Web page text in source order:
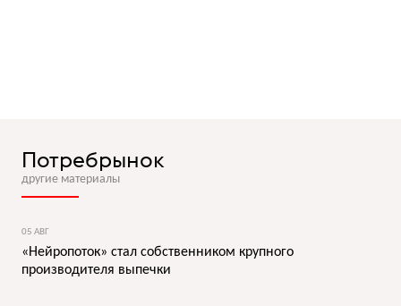
Потребрынок
другие материалы
05 АВГ
«Нейропоток» стал собственником крупного
производителя выпечки